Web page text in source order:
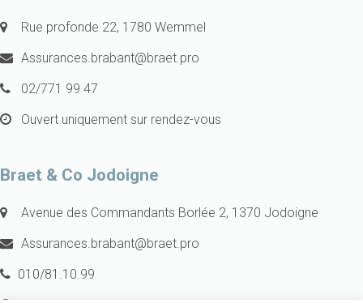
Rue profonde 22, 1780 Wemmel
Assurances.brabant@braet.pro
02/771 99 47
Ouvert uniquement sur rendez-vous
Braet & Co Jodoigne
Avenue des Commandants Borlée 2, 1370 Jodoigne
Assurances.brabant@braet.pro
010/81.10.99